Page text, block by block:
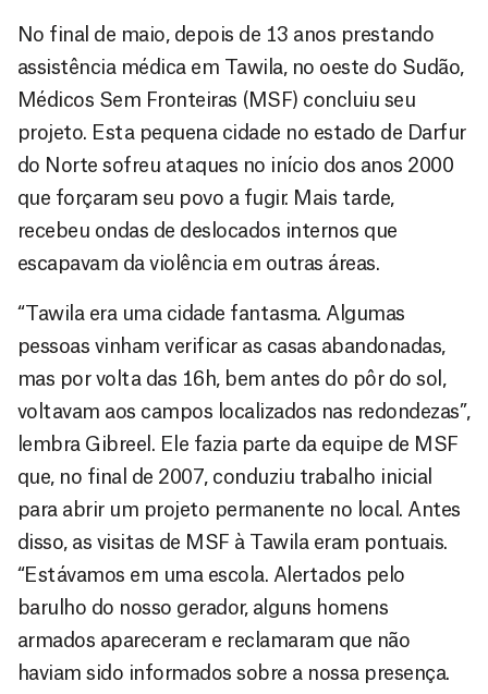
No final de maio, depois de 13 anos prestando
assistência médica em Tawila, no oeste do Sudão,
Médicos Sem Fronteiras (MSF) concluiu seu
projeto. Esta pequena cidade no estado de Darfur
do Norte sofreu ataques no início dos anos 2000
que forçaram seu povo a fugir. Mais tarde,
recebeu ondas de deslocados internos que
escapavam da violência em outras áreas.
“Tawila era uma cidade fantasma. Algumas
pessoas vinham verificar as casas abandonadas,
mas por volta das 16h, bem antes do pôr do sol,
voltavam aos campos localizados nas redondezas”,
lembra Gibreel. Ele fazia parte da equipe de MSF
que, no final de 2007, conduziu trabalho inicial
para abrir um projeto permanente no local. Antes
disso, as visitas de MSF à Tawila eram pontuais.
“Estávamos em uma escola. Alertados pelo
barulho do nosso gerador, alguns homens
armados apareceram e reclamaram que não
haviam sido informados sobre a nossa presença.